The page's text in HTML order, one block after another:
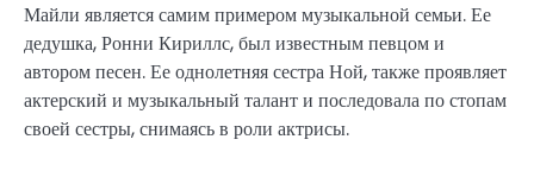
Майли является самим примером музыкальной семьи. Ее
дедушка, Ронни Кириллс, был известным певцом и
автором песен. Ее однолетняя сестра Ной, также проявляет
актерский и музыкальный талант и последовала по стопам
своей сестры, снимаясь в роли актрисы.